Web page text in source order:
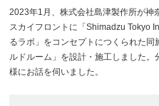
2023年1 月、株式会社島津製作所が神
スカイフロントに「Shimadzu Tokyo
るラボ」をコンセプトにつくられた
ルドルーム」を設計・施工しました
様にお話を伺いました。